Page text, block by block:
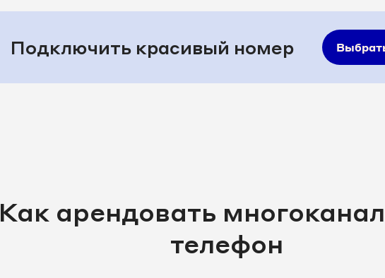
Подключить красивый номер
Как арендовать
телефон